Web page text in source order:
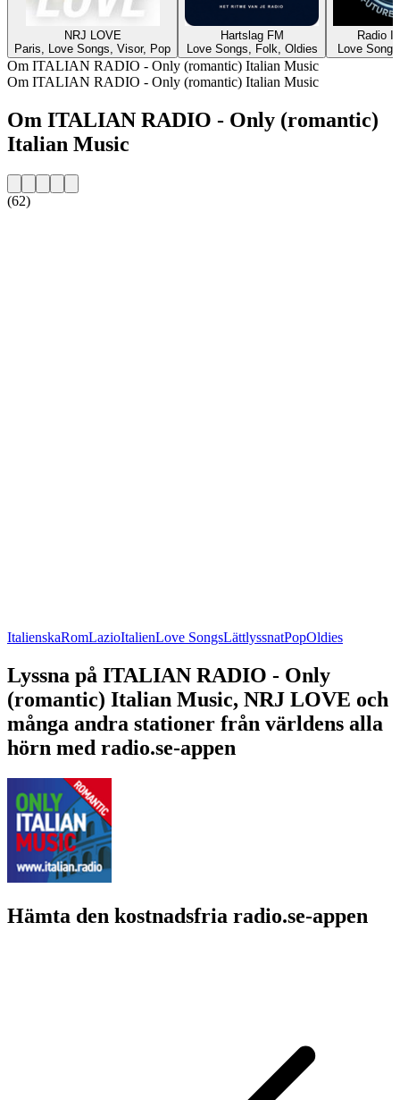
NRJ LOVE
Paris, Love Songs, Visor, Pop
Hartslag FM
Love Songs, Folk, Oldies
Radio
Love
Om ITALIAN RADIO - Only (romantic) Italian Music
Om ITALIAN RADIO - Only (romantic) Italian Music
Om ITALIAN RADIO - Only (romantic)
Italian Music
(62)
ItalienskaRomLazioItalienLove SongsLättlyssnatPopOldies
Lyssna på ITALIAN RADIO - Only
(romantic) Italian Music, NRJ LOVE och
många andra stationer från världens alla
hörn med radio.se-appen
Hämta den kostnadsfria radio.se-appen